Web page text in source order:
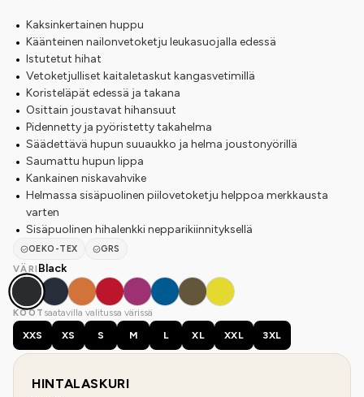
Kaksinkertainen huppu
Käänteinen nailonvetoketju leukasuojalla edessä
Istutetut hihat
Vetoketjulliset kaitaletaskut kangasvetimillä
Koristeläpät edessä ja takana
Osittain joustavat hihansuut
Pidennetty ja pyöristetty takahelma
Säädettävä hupun suuaukko ja helma joustonyörillä
Saumattu hupun lippa
Kankainen niskavahvike
Helmassa sisäpuolinen piilovetoketju helppoa merkkausta
varten
Sisäpuolinen hihalenkki nepparikiinnityksellä
OEKO-TEX
GRS
VÄRI Black
KOOT saatavilla valitussa värissä
XXS
XS S M L XL XXL 3XL
HINTALASKURI